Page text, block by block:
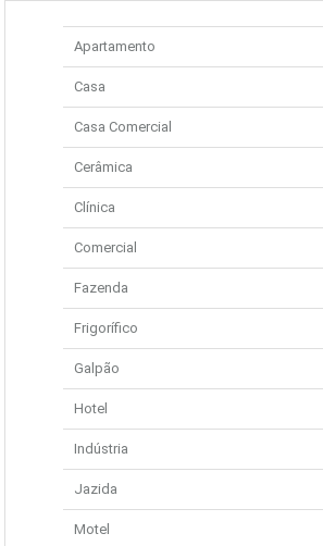
Apartamento
Casa
Casa Comercial
Cerâmica
Clínica
Comercial
Fazenda
Frigorífico
Galpão
Hotel
Indústria
Jazida
Motel